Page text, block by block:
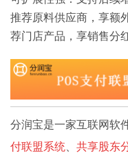
推荐原料供应商，享额
荐门店产品，享销售分
分润宝是一家互联网软
付联盟系统
共享股东